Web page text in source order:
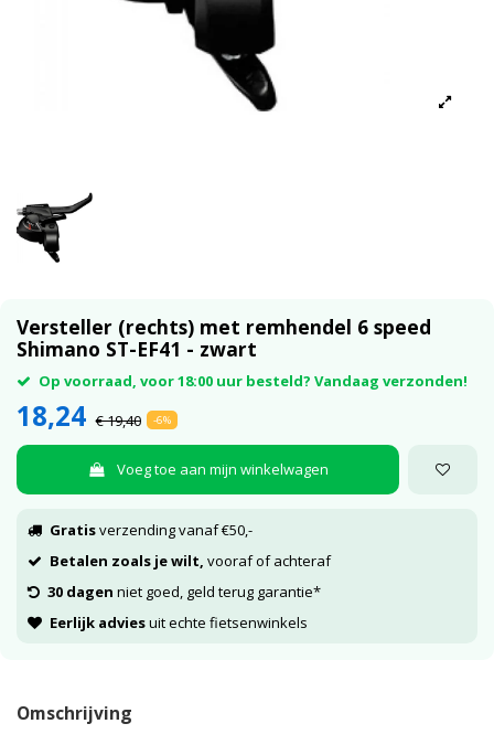
Versteller (rechts) met remhendel 6 speed
Shimano ST-EF41 - zwart
Op voorraad, voor 18:00 uur besteld? Vandaag verzonden!
18,24 € 19,40 -6%
Voeg toe aan mijn winkelwagen
Gratisverzending vanaf €50,-
Betalen zoals je wilt, vooraf of achteraf
30 dagen niet goed, geld terug garantie*
Eerlijk adviesuit echte fietsenwinkels
Omschrijving